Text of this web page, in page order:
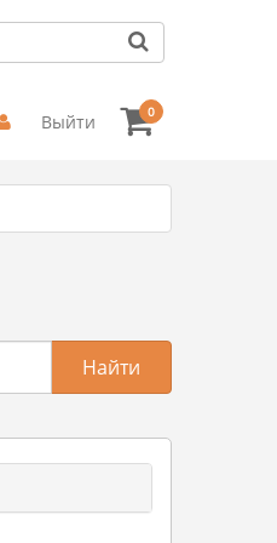
Выйти 0